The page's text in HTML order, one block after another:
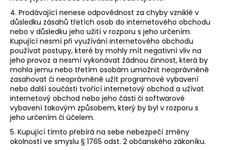
4. Prodávající nenese odpovědnost za chyby vzniklé v
důsledku zásahů třetích osob do internetového obchodu
nebo v důsledku jeho užití v rozporu s jeho určením.
Kupující nesmí při využívání internetového obchodu
používat postupy, které by mohly mít negativní vliv na
jeho provoz a nesmí vykonávat žádnou činnost, která by
mohla jemu nebo třetím osobám umožnit neoprávněně
zasahovat či neoprávněně užít programové vybavení
nebo další součásti tvořící internetový obchod a užívat
internetový obchod nebo jeho části či softwarové
vybavení takovým způsobem, který by byl v rozporu s
jeho určením či účelem.
5. Kupující tímto přebírá na sebe nebezpečí změny
okolností ve smyslu § 1765 odst. 2 občanského zákoníku.